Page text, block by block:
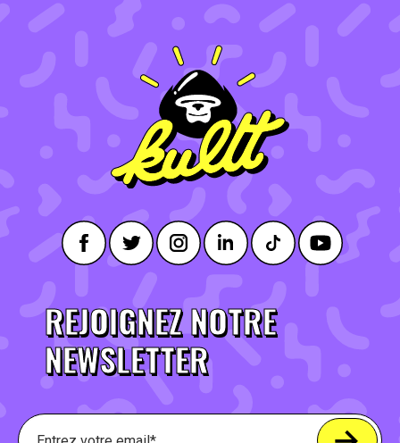
REJOIGNEZ NOTRE
NEWSLETTER